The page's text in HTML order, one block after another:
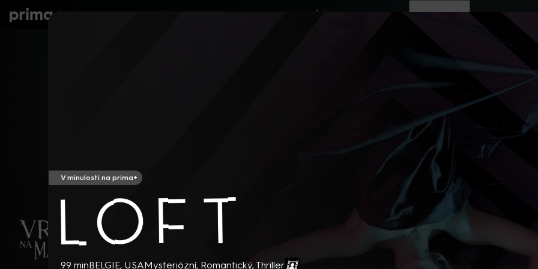
Živě Operátoři
V minulosti na prima+
Loft
99 minBELGIE, USAMysteriózní, Romantický, Thriller
prima+